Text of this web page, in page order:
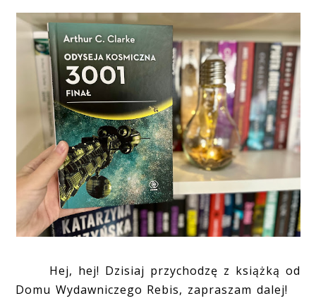
Hej, hej! Dzisiaj przychodzę z książką od
Domu Wydawniczego Rebis, zapraszam dalej!